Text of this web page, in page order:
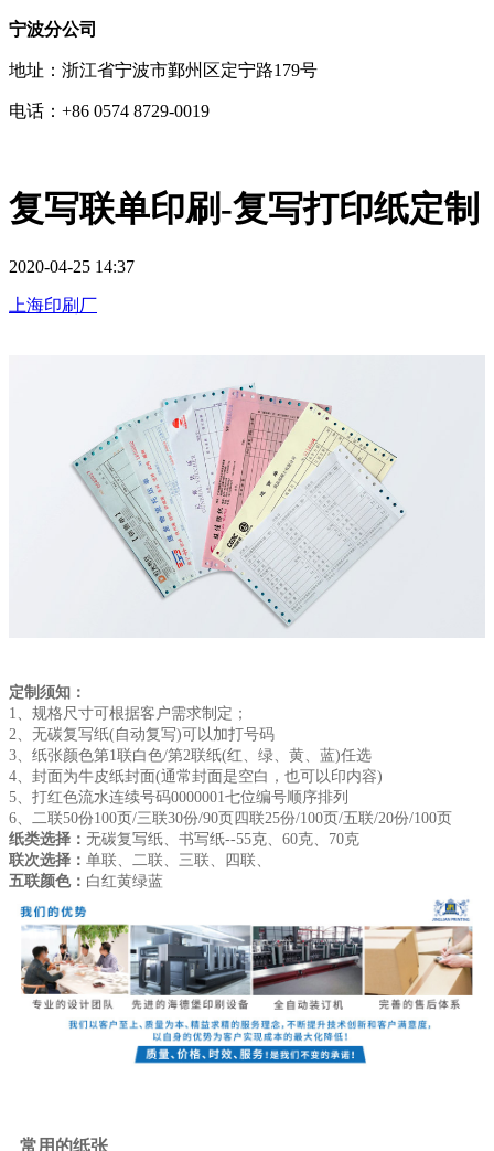
宁波分公司
地址：浙江省宁波市鄞州区定宁路179号
电话：+86 0574 8729-0019
复写联单印刷-复写打印纸定制
2020-04-25 14:37
上海印刷厂
定制须知：
1、规格尺寸可根据客户需求制定；
2、无碳复写纸(自动复写)可以加打号码
3、纸张颜色第1联白色/第2联纸(红、绿、黄、蓝)任选
4、封面为牛皮纸封面(通常封面是空白，也可以印内容)
5、打红色流水连续号码0000001七位编号顺序排列
6、二联50份100页/三联30份/90页四联25份/100页/五联/20份/100页
纸类选择： 无碳复写纸、书写纸--55克、60克、70克
联次选择： 单联、二联、三联、四联、
五联颜色： 白红黄绿蓝
常用的纸张